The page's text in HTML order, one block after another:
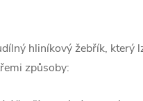
hliníkový žebřík, který
způsoby: